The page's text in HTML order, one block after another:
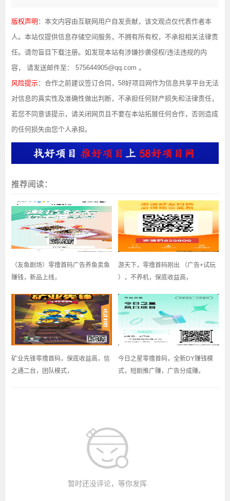
版权声明 ：本文内容由互联网用户自发贡献，该文观点仅代表作者本
人。本站仅提供信息存储空间服务，不拥有所有权，不承担相关法律责
任。请勿盲目下载注册。如发现本站有涉嫌抄袭侵权/违法违规的内
容， 请发送邮件至： 575644905@qq.com 。
风险提示：合作之前建议签订合同，58好项目网作为信息共享平台无法
对信息的真实性及准确性做出判断，不承担任何财产损失和法律责任，
若您不同意该提示，请关闭网页且不要在本站拓展任何合作，否则造成
的任何损失由您个人承担。
推荐阅读：
（友鱼剧场）零撸首码广告养鱼卖鱼
赚钱，新品上线，
游天下，零撸首码刚出 （广告+试玩
），不养机，保底收益高，
矿业先锋零撸首码，保底收益高，信
之通二台，团队模式，
今日之星零撸首码，全新DY赚钱模
式，短剧推广赚，广告分成赚。
暂时还没评论，等你发挥